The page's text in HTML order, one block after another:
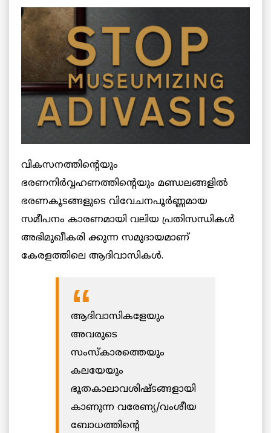
വികസനത്തിന്റെയും
ഭരണനിർവ്വഹണത്തിന്റെയും മണ്ഡലങ്ങളിൽ
ഭരണകൂടങ്ങളുടെ വിവേചനപൂർണ്ണമായ
സമീപനം കാരണമായി വലിയ പ്രതിസന്ധികൾ
അഭിമുഖീകരി ക്കുന്ന സമുദായമാണ്
കേരളത്തിലെ ആദിവാസികൾ.
ആദിവാസികളേയും
അവരുടെ
സംസ്കാരത്തെയും
കലയേയും
ഭൂതകാലാവശിഷ്ടങ്ങളായി
കാണുന്ന വരേണ്യ/വംശീയ
ബോധത്തിന്റെ